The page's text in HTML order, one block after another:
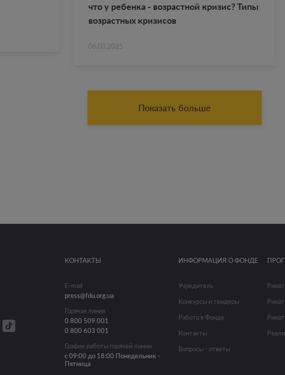
что у ре­бен­ка - воз­раст­ной кри­зис? Типы
воз­раст­ных кри­зи­сов
06.03.2025
Показать больше
КОНТАКТЫ
E-mail
press@fdu.org.ua
Горячая линия
0 800 509 001
0 800 603 001
График работы горячей линии
с 09:00 до 18:00 Понедельник -
Пятница
ИНФОРМАЦИЯ О ФОНДЕ
Учредитель
Конкурсы и тендеры
Работа в Фонде
Контакты
Вопросы - ответы